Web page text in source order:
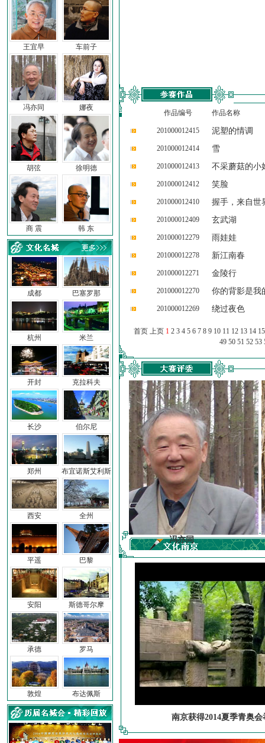
王宜早 车前子
冯亦同 娜夜
胡弦 徐明德
商 震 韩 东
成都
杭州
开封
长沙
郑州
西安
平遥
安阳
承德
敦煌
巴塞罗那
米兰
克拉科夫
伯尔尼
布宜诺斯艾利斯
全州
巴黎
斯德哥尔摩
罗马
布达佩斯
作品编号 作品名称
201000012415 泥塑的情调
201000012414 雪
201000012413 不采蘑菇的小
201000012412 笑脸
201000012410 握手，来自世
201000012409 玄武湖
201000012279 雨娃娃
201000012278 新江南春
201000012271 金陵行
201000012270 你的背影是我
201000012269 绕过夜色
首页 上页 1 2 3 4 5 6 7 8 9 10 11 12 13 14 15
49 50 51 52 53
子 冯亦同
南京获得2014夏季青奥会